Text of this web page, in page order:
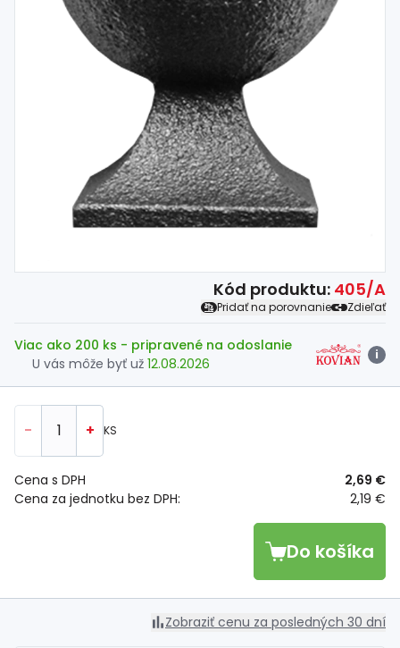
Kód produktu: 405/A
Pridať na porovnanie Zdieľať
Viac ako 200 ks - pripravené na odoslanie
U vás môže byť už 12.08.2026
i
- + KS
Cena za jednotku bez DPH: 2,19 €
Cena s DPH 2,69 €
Do košíka
Zobraziť cenu za posledných 30 dní